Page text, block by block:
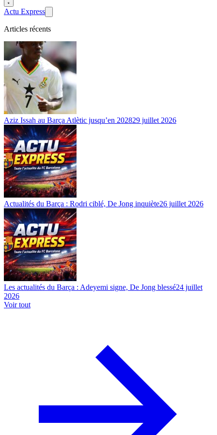
Actu Express
Articles récents
Aziz Issah au Barça Atlètic jusqu’en 202829 juillet 2026
Actualités du Barça : Rodri ciblé, De Jong inquiète26 juillet 2026
Les actualités du Barça : Adeyemi signe, De Jong blessé24 juillet
2026
Voir tout